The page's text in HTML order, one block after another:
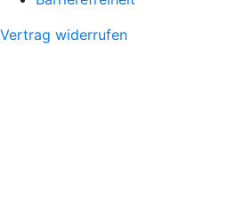
Vertrag widerrufen